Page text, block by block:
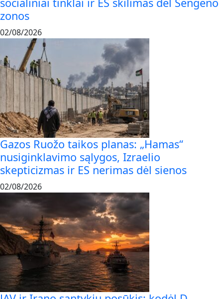
zonos
02/08/2026
Gazos Ruožo taikos planas: „Hamas“
nusiginklavimo sąlygos, Izraelio
skepticizmas ir ES nerimas dėl sienos
02/08/2026